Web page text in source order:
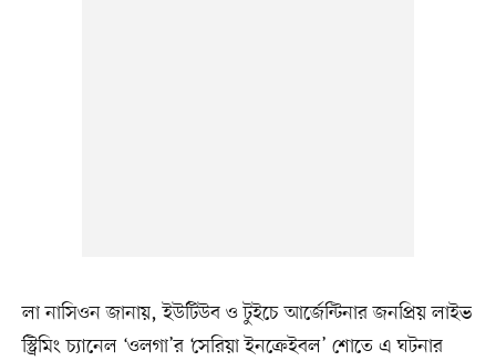
লা নাসিওন জানায়, ইউটিউব ও টুইচে আর্জেন্টিনার জনপ্রিয় লাইভ
স্ট্রিমিং চ্যানেল ‘ওলগা’র ‘সেরিয়া ইনক্রেইবল’ শোতে এ ঘটনার